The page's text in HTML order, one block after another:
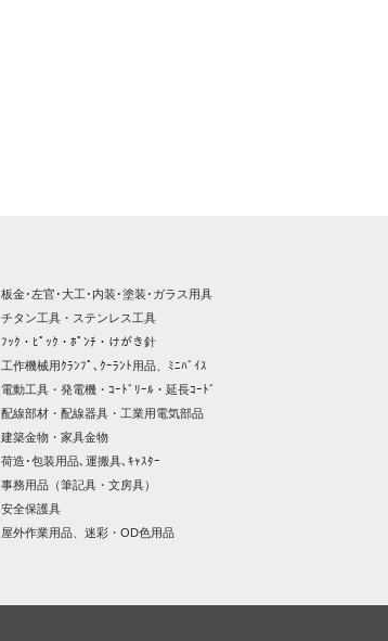
板金･左官･大工･内装･塗装･ガラス用具
チタン工具・ステンレス工具
ﾌｯｸ・ﾋﾟｯｸ・ﾎﾟﾝﾁ・けがき針
工作機械用ｸﾗﾝﾌﾟ､ｸｰﾗﾝﾄ用品、ﾐﾆﾊﾞｲｽ
電動工具・発電機・ｺｰﾄﾞﾘｰﾙ・延長ｺｰﾄﾞ
配線部材・配線器具・工業用電気部品
建築金物・家具金物
荷造･包装用品､運搬具､ｷｬｽﾀｰ
事務用品（筆記具・文房具）
安全保護具
屋外作業用品、迷彩・OD色用品